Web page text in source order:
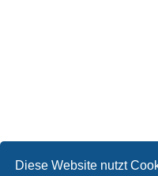
Diese Website nutzt